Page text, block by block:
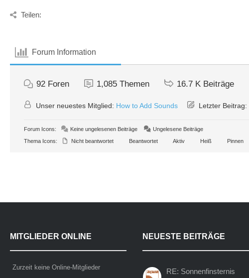
Teilen:
Forum Information
92 Foren 1,085 Themen 16.7 K Beiträge
Unser neuestes Mitglied: How to Add Sounds Letzter Beitrag:
Forum Icons: Keine ungelesenen Beiträge
Ungelesene Beiträge
Thema Icons:
Nicht beantwortet Beantwortet Aktiv Heiß Pinnen
MITGLIEDER ONLINE
Zurzeit keine Online-Mitglieder
NEUESTE BEITRÄGE
RE: Sonnenfinsternis